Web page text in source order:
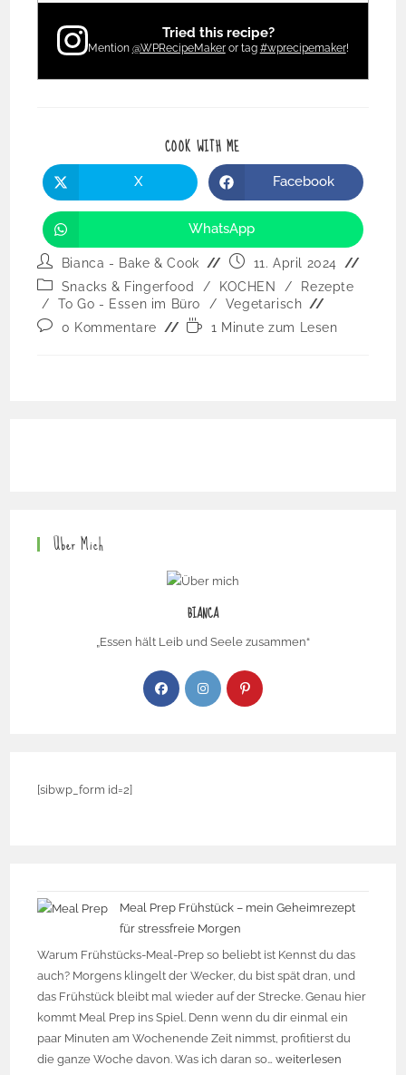
Tried this recipe?
Mention @WPRecipeMakeror tag #wprecipemaker!
COOK WITH ME
X Facebook
WhatsApp
Bianca - Bake & Cook
11. April 2024
Snacks & Fingerfood
/ KOCHEN /
Rezepte
/
To Go - Essen im Büro /
Vegetarisch
0 Kommentare
1 Minute zum Lesen
Über Mich
BIANCA
„Essen hält Leib und Seele zusammen“
[sibwp_form id=2]
Meal Prep Frühstück – mein Geheimrezept
für stressfreie Morgen
Warum Frühstücks-Meal-Prep so beliebt ist Kennst du das
auch? Morgens klingelt der Wecker, du bist spät dran, und
das Frühstück bleibt mal wieder auf der Strecke. Genau hier
kommt Meal Prep ins Spiel. Denn wenn du dir einmal ein
paar Minuten am Wochenende Zeit nimmst, profitierst du
die ganze Woche davon. Was ich daran so…weiterlesen